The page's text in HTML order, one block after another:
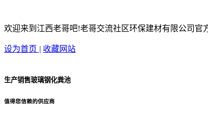
欢迎来到江西老哥吧!老哥交流社区环保建材有限公司官
设为首页 | 收藏网站
生产销售玻璃钢化粪池
值得您信赖的供应商